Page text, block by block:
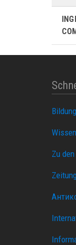
Bildung
Zu